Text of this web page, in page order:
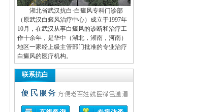
湖北省武汉抗白·白癜风专科门诊部
（原武汉白癜风治疗中心）成立于1997年
10月，在武汉从事白癜风的诊断和治疗工
作十余年，是华中（湖北，湖南，河南）
地区一家经上级主管部门批准的专业治疗
白癜风的医疗机构。
联系抗白